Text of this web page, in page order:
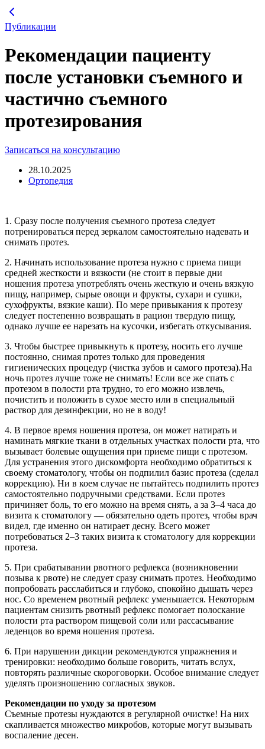
Перейти
содержимому
Публикации
Рекомендации пациенту
после установки съемного и
частично съемного
протезирования
Записаться на консультацию
28.10.2025
Ортопедия
1. Сразу после получения съемного протеза следует
потренироваться перед зеркалом самостоятельно надевать и
снимать протез.
2. Начинать использование протеза нужно с приема пищи
средней жесткости и вязкости (не стоит в первые дни
ношения протеза употреблять очень жесткую и очень вязкую
пищу, например, сырые овощи и фрукты, сухари и сушки,
сухофрукты, вязкие каши). По мере привыкания к протезу
следует постепенно возвращать в рацион твердую пищу,
однако лучше ее нарезать на кусочки, избегать откусывания.
3. Чтобы быстрее привыкнуть к протезу, носить его лучше
постоянно, снимая протез только для проведения
гигиенических процедур (чистка зубов и самого протеза).На
ночь протез лучше тоже не снимать! Если все же спать с
протезом в полости рта трудно, то его можно извлечь,
почистить и положить в сухое место или в специальный
раствор для дезинфекции, но не в воду!
4. В первое время ношения протеза, он может натирать и
наминать мягкие ткани в отдельных участках полости рта, что
вызывает болевые ощущения при приеме пищи с протезом.
Для устранения этого дискомфорта необходимо обратиться к
своему стоматологу, чтобы он подпилил базис протеза (сделал
коррекцию). Ни в коем случае не пытайтесь подпилить протез
самостоятельно подручными средствами. Если протез
причиняет боль, то его можно на время снять, а за 3–4 часа до
визита к стоматологу — обязательно одеть протез, чтобы врач
видел, где именно он натирает десну. Всего может
потребоваться 2–3 таких визита к стоматологу для коррекции
протеза.
5. При срабатывании рвотного рефлекса (возникновении
позыва к рвоте) не следует сразу снимать протез. Необходимо
попробовать расслабиться и глубоко, спокойно дышать через
нос. Со временем рвотный рефлекс уменьшается. Некоторым
пациентам снизить рвотный рефлекс помогает полоскание
полости рта раствором пищевой соли или рассасывание
леденцов во время ношения протеза.
6. При нарушении дикции рекомендуются упражнения и
тренировки: необходимо больше говорить, читать вслух,
повторять различные скороговорки. Особое внимание следует
уделять произношению согласных звуков.
Рекомендации по уходу за протезом
Съемные протезы нуждаются в регулярной очистке! На них
скапливается множество микробов, которые могут вызывать
воспаление десен.